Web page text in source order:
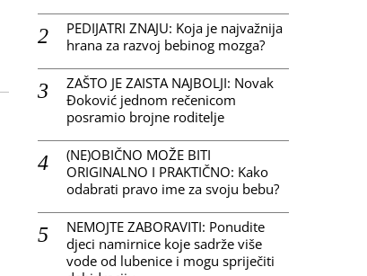
PEDIJATRI ZNAJU: Koja je najvažnija
hrana za razvoj bebinog mozga?
ZAŠTO JE ZAISTA NAJBOLJI: Novak
Đoković jednom rečenicom
posramio brojne roditelje
(NE)OBIČNO MOŽE BITI
ORIGINALNO I PRAKTIČNO: Kako
odabrati pravo ime za svoju bebu?
NEMOJTE ZABORAVITI: Ponudite
djeci namirnice koje sadrže više
vode od lubenice i mogu spriječiti